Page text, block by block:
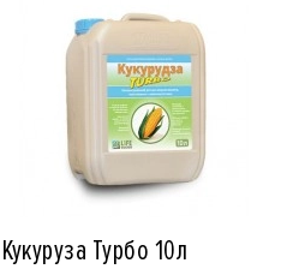
Кукуруза Турбо 10л